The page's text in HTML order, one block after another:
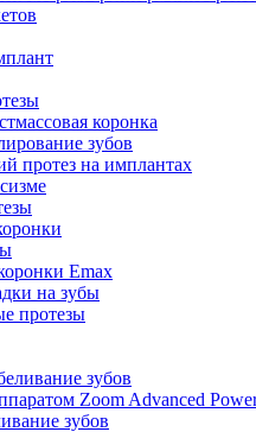
коронка
зубов
протез на имплантах
Emax
на зубы
протезы
зубов
Zoom Advanced
зубов